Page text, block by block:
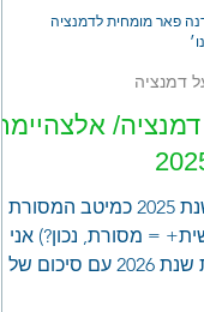
אלצהיימר
אוצרות לשנת 2025 כמיטב המסורת
= מסורת, נכון?) אני
פותחת את שנת 2026 עם סיכום של
דמנציה
פאר מומחית לדמנציה